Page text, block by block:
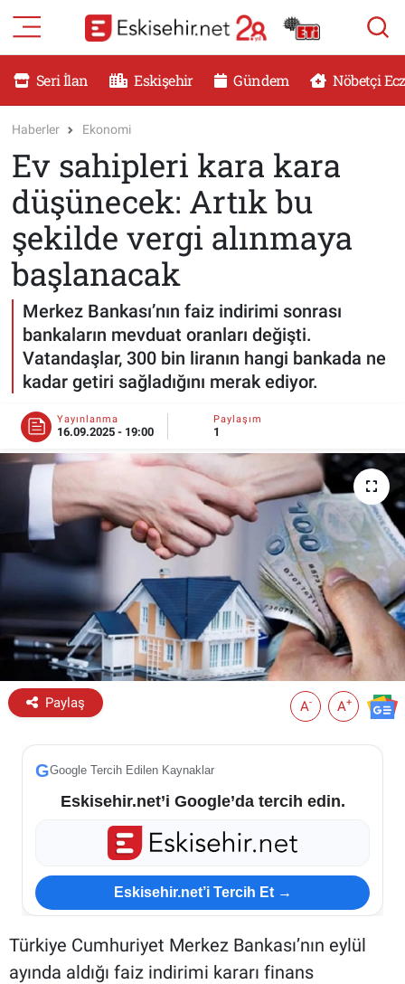
Seri İlan Eskişehir Gündem Nöbetçi
Haberler Ekonomi
Ev sahipleri kara kara
düşünecek: Artık bu
şekilde vergi alınmaya
başlanacak
Merkez Bankası’nın faiz indirimi sonrası
bankaların mevduat oranları değişti.
Vatandaşlar, 300 bin liranın hangi bankada ne
kadar getiri sağladığını merak ediyor.
Yayınlanma
16.09.2025 - 19:00
Paylaşım
1
Paylaş A- A+
GGoogle Tercih Edilen Kaynaklar
Eskisehir.net’i Google’da tercih edin.
Eskisehir.net’i Tercih Et →
Türkiye Cumhuriyet Merkez Bankası’nın eylül
ayında aldığı faiz indirimi kararı finans
RESMİ İLANLAR
DÜNYA
SAĞLIK
MAGAZİN
KADIN
TEKNOLOJİ
YEMEK
ESKİŞEHİR NÖBETÇİ ECZANELER
Eskişehir Haber İçerikleri
Eskişehir Hava Durumu
Eskişehir Tramvay Saatleri
Eskişehir Otobüs Saatleri
Eskişehir Nöbetçi Eczaneler
Eskişehir Namaz Vakitleri
Eskişehir Trafik Yoğunluk Haritası
Süper Lig Puan Durumu ve Fikstür
Tüm Manşetler
Son Dakika Haberleri
Haber Arşivi